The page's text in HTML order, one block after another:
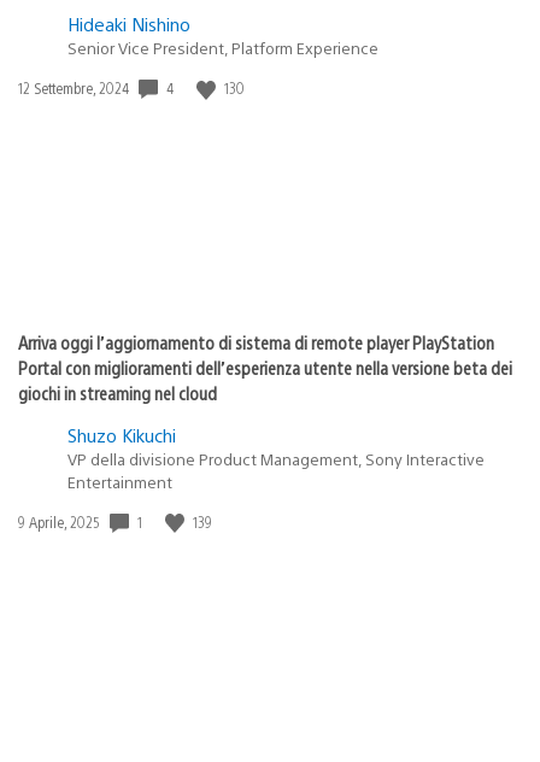
Hideaki Nishino
Senior Vice President, Platform Experience
Data
12 Settembre, 2024 4 130
Arriva oggi l’aggiornamento di sistema di remote player PlayStation
Portal con miglioramenti dell’esperienza utente nella versione beta dei
giochi in streaming nel cloud
Shuzo Kikuchi
VP della divisione Product Management, Sony Interactive
Entertainment
Data
9 Aprile, 2025 1 139